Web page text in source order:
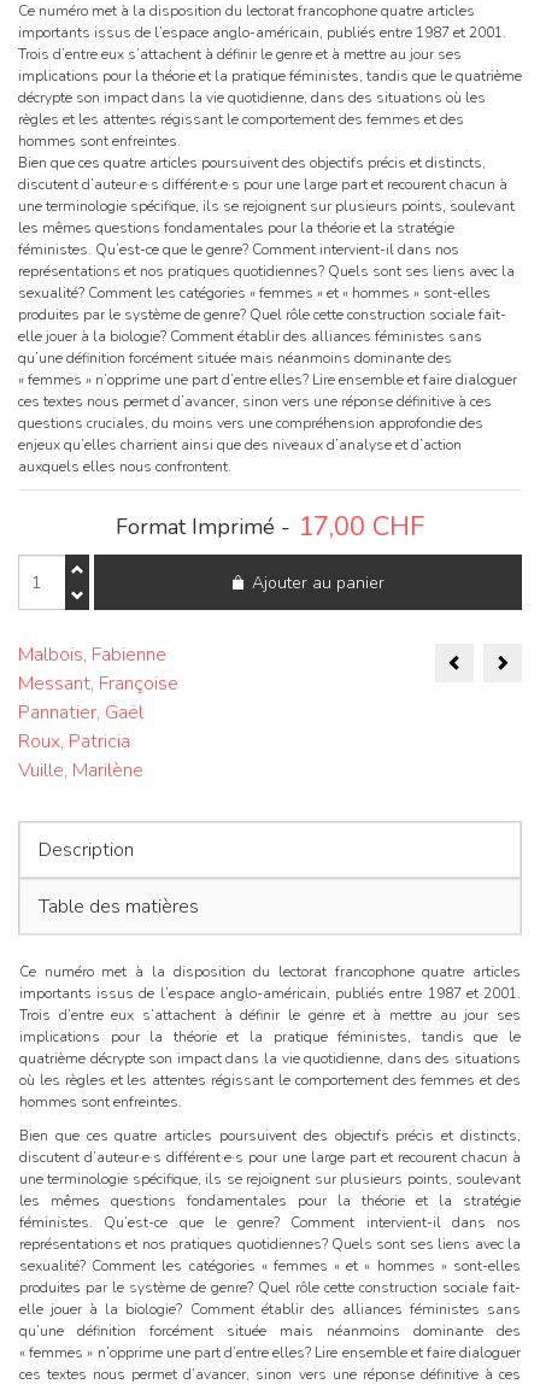
Ce numéro met à la disposition du lectorat francophone quatre articles
importants issus de l’espace anglo-américain, publiés entre 1987 et 2001.
Trois d’entre eux s’attachent à définir le genre et à mettre au jour ses
implications pour la théorie et la pratique féministes, tandis que le quatrième
décrypte son impact dans la vie quotidienne, dans des situations où les
règles et les attentes régissant le comportement des femmes et des
hommes sont enfreintes.
Bien que ces quatre articles poursuivent des objectifs précis et distincts,
discutent d’auteur·e·s différent·e·s pour une large part et recourent chacun à
une terminologie spécifique, ils se rejoignent sur plusieurs points, soulevant
les mêmes questions fondamentales pour la théorie et la stratégie
féministes. Qu’est-ce que le genre? Comment intervient-il dans nos
représentations et nos pratiques quotidiennes? Quels sont ses liens avec la
sexualité? Comment les catégories « femmes » et « hommes » sont-elles
produites par le système de genre? Quel rôle cette construction sociale fait-
elle jouer à la biologie? Comment établir des alliances féministes sans
qu’une définition forcément située mais néanmoins dominante des
« femmes » n’opprime une part d’entre elles? Lire ensemble et faire dialoguer
ces textes nous permet d’avancer, sinon vers une réponse définitive à ces
questions cruciales, du moins vers une compréhension approfondie des
enjeux qu’elles charrient ainsi que des niveaux d’analyse et d’action
auxquels elles nous confrontent.
Format Imprimé - 17,00 CHF
Nouvelles
Féministes
Vol.
28,
No
3
Ajouter au panier
Malbois, Fabienne
Messant, Françoise
Pannatier, Gaël
Roux, Patricia
Vuille, Marilène
Description
Table des matières
Ce numéro met à la disposition du lectorat francophone quatre articles
importants issus de l’espace anglo-américain, publiés entre 1987 et 2001.
Trois d’entre eux s’attachent à définir le genre et à mettre au jour ses
implications pour la théorie et la pratique féministes, tandis que le
quatrième décrypte son impact dans la vie quotidienne, dans des situations
où les règles et les attentes régissant le comportement des femmes et des
hommes sont enfreintes.
Bien que ces quatre articles poursuivent des objectifs précis et distincts,
discutent d’auteur·e·s différent·e·s pour une large part et recourent chacun à
une terminologie spécifique, ils se rejoignent sur plusieurs points, soulevant
les mêmes questions fondamentales pour la théorie et la stratégie
féministes. Qu’est-ce que le genre? Comment intervient-il dans nos
représentations et nos pratiques quotidiennes? Quels sont ses liens avec la
sexualité? Comment les catégories « femmes » et « hommes » sont-elles
produites par le système de genre? Quel rôle cette construction sociale fait-
elle jouer à la biologie? Comment établir des alliances féministes sans
qu’une définition forcément située mais néanmoins dominante des
« femmes » n’opprime une part d’entre elles? Lire ensemble et faire dialoguer
ces textes nous permet d’avancer, sinon vers une réponse définitive à ces